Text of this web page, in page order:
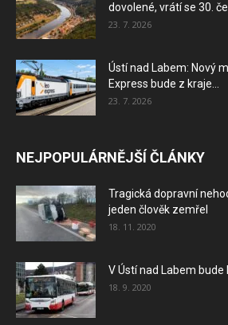
dovolené, vrátí se 30.
23. 7. 2026
Ústí nad Labem: Nový
Express bude z kraje...
23. 7. 2026
NEJPOPULÁRNĚJŠÍ ČLÁNKY
Tragická dopravní
jeden člověk zemřel
18. 11. 2020
V Ústí nad Labem
18. 9. 2020